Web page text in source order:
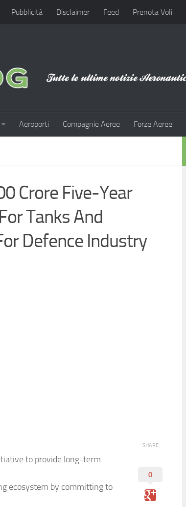
Pubblicità Disclaimer Feed Prenota Voli
Aeroporti Compagnie Aeree Forze Aeree
Crore Five-Year
Tanks And
Defence Industry
to provide long-term
ecosystem by committing to
SHARE
0